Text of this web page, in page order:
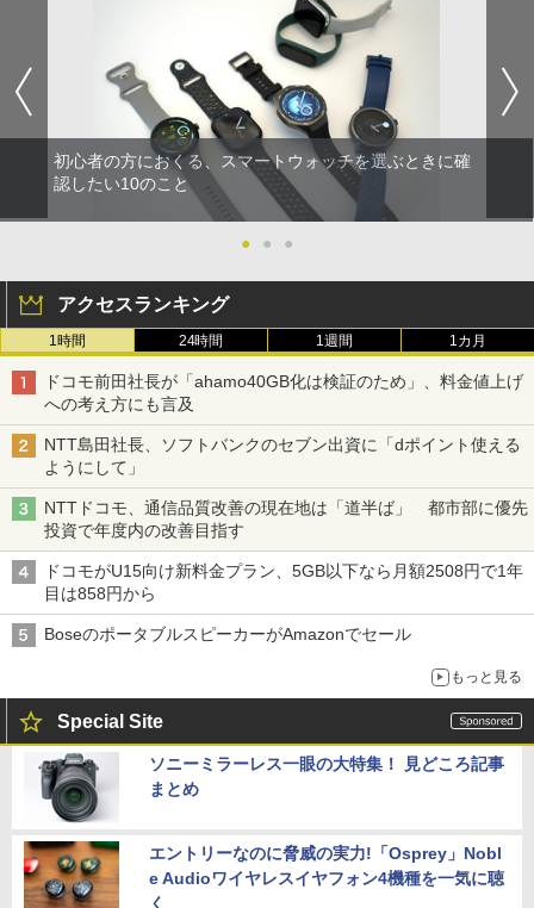
初心者の方におくる、スマートウォッチを選ぶときに確
認したい10のこと
● ● ●
アクセスランキング
1時間 24時間 1週間 1カ月
ドコモ前田社長が「ahamo40GB化は検証のため」、料金値上げ
への考え方にも言及
NTT島田社長、ソフトバンクのセブン出資に「dポイント使える
ようにして」
NTTドコモ、通信品質改善の現在地は「道半ば」 都市部に優先
投資で年度内の改善目指す
ドコモがU15向け新料金プラン、5GB以下なら月額2508円で1年
目は858円から
BoseのポータブルスピーカーがAmazonでセール
もっと見る
Special Site
ソニーミラーレス一眼の大特集！ 見どころ記事
まとめ
エントリーなのに脅威の実力!「Osprey」Nobl
e Audioワイヤレスイヤフォン4機種を一気に聴
く